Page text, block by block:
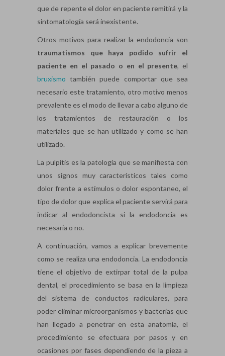
que de repente el dolor en paciente remitirá y la
sintomatología será inexistente.
Otros motivos para realizar la endodoncia son
traumatismos que haya podido sufrir el
paciente en el pasado o en el presente, el
bruxismotambién puede comportar que sea
necesario este tratamiento, otro motivo menos
prevalente es el modo de llevar a cabo alguno de
los tratamientos de restauración o los
materiales que se han utilizado y como se han
utilizado.
La pulpitis es la patología que se manifiesta con
unos signos muy característicos tales como
dolor frente a estímulos o dolor espontaneo, el
tipo de dolor que explica el paciente servirá para
indicar al endodoncista si la endodoncia es
necesaria o no.
A continuación, vamos a explicar brevemente
como se realiza una endodoncia. La endodoncia
tiene el objetivo de extirpar total de la pulpa
dental, el procedimiento se basa en la limpieza
del sistema de conductos radiculares, para
poder eliminar microorganismos y bacterias que
han llegado a penetrar en esta anatomía, el
procedimiento se efectuara por pasos y en
ocasiones por fases dependiendo de la pieza a